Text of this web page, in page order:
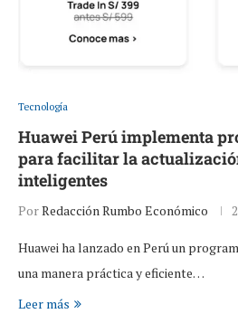
Tecnología
Huawei Perú implementa
para facilitar la
inteligentes
PorRedacción Rumbo Económico
Huawei ha lanzado en Perú un
una manera práctica y eficiente…
Leer más